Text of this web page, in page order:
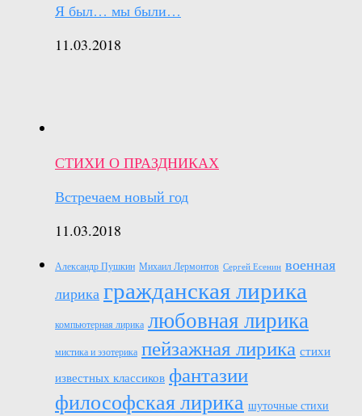
Я был… мы были…
11.03.2018
СТИХИ О ПРАЗДНИКАХ
Встречаем новый год
11.03.2018
Александр Пушкин Михаил Лермонтов Сергей Есенин военная
лирика гражданская лирика
компьютерная лирика любовная лирика
мистика и эзотерика пейзажная лирика стихи
известных классиков фантазии
философская лирика шуточные стихи